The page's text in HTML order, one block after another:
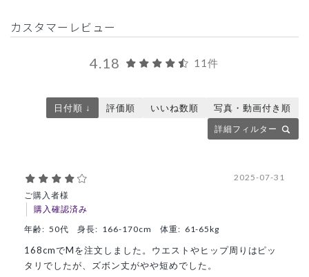
カスタマーレビュー
4.18 11件
詳細フィルター
日付順 ↓ 評価順 いいね数順 写真・動画付き順
ご購入者様
購入確認済み
2025-07-31
年齢: 50代 身長: 166-170cm 体重: 61-65kg
168cmでMを注文しました。ウエストやヒップ周りはピッ
タリでしたが、ズボン丈がやや短めでした。